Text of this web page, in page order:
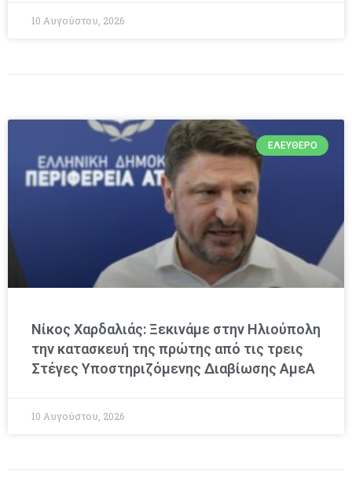
10 Αυγούστου, 2026
ΕΛΕΎΘΕΡΟ
Νίκος Χαρδαλιάς: Ξεκινάμε στην Ηλιούπολη
την κατασκευή της πρώτης από τις τρεις
Στέγες Υποστηριζόμενης Διαβίωσης ΑμεΑ
10 Αυγούστου, 2026